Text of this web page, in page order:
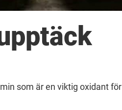
som är en viktig oxidant för